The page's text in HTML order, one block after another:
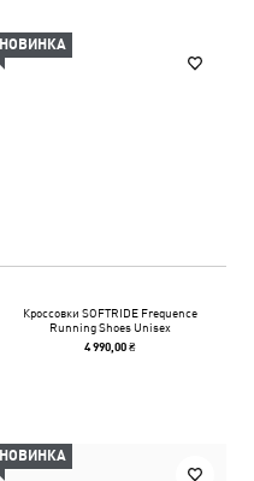
НОВИНКА
Кроссовки SOFTRIDE Frequence
Running Shoes Unisex
4 990,00 ₴
НОВИНКА